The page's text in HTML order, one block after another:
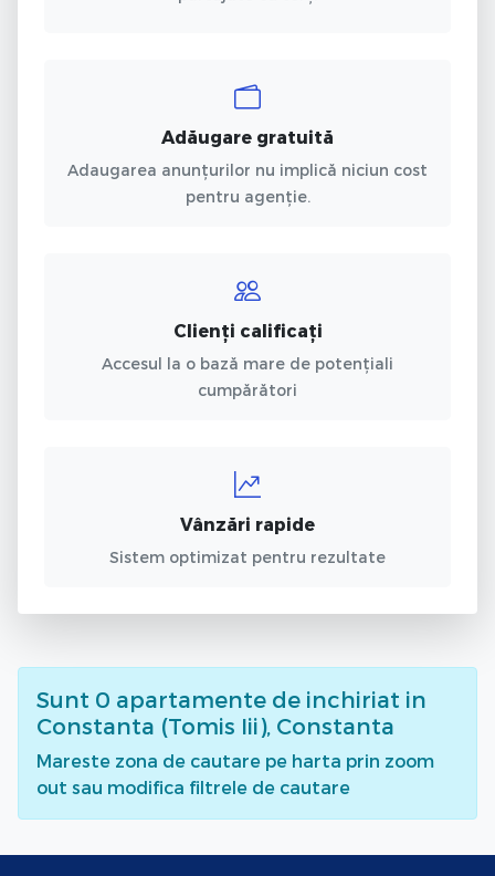
Adăugare gratuită
Adaugarea anunțurilor nu implică niciun cost
pentru agenție.
Clienți calificați
Accesul la o bază mare de potențiali
cumpărători
Vânzări rapide
Sistem optimizat pentru rezultate
Sunt 0 apartamente de inchiriat in
Constanta (Tomis Iii), Constanta
Mareste zona de cautare pe harta prin zoom
out sau modifica filtrele de cautare